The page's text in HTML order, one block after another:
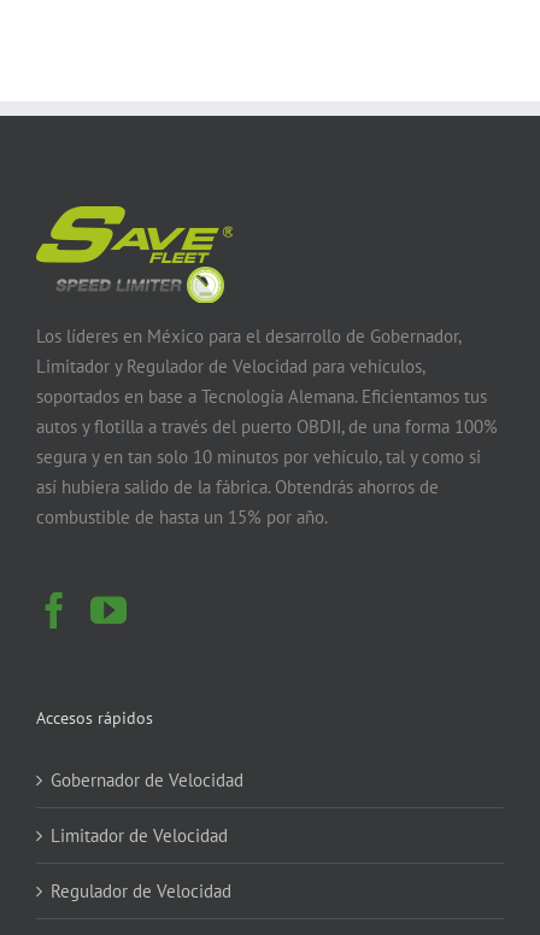
Los líderes en México para el desarrollo de Gobernador,
Limitador y Regulador de Velocidad para vehículos,
soportados en base a Tecnología Alemana. Eficientamos tus
autos y flotilla a través del puerto OBDII, de una forma 100%
segura y en tan solo 10 minutos por vehículo, tal y como si
así hubiera salido de la fábrica. Obtendrás ahorros de
combustible de hasta un 15% por año.
Accesos rápidos
Gobernador de Velocidad
Limitador de Velocidad
Regulador de Velocidad